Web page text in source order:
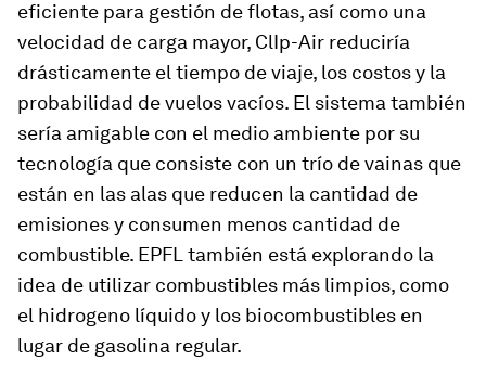
eficiente para gestión de flotas, así como una
velocidad de carga mayor, ClIp-Air reduciría
drásticamente el tiempo de viaje, los costos y la
probabilidad de vuelos vacíos. El sistema también
sería amigable con el medio ambiente por su
tecnología que consiste con un trío de vainas que
están en las alas que reducen la cantidad de
emisiones y consumen menos cantidad de
combustible. EPFL también está explorando la
idea de utilizar combustibles más limpios, como
el hidrogeno líquido y los biocombustibles en
lugar de gasolina regular.